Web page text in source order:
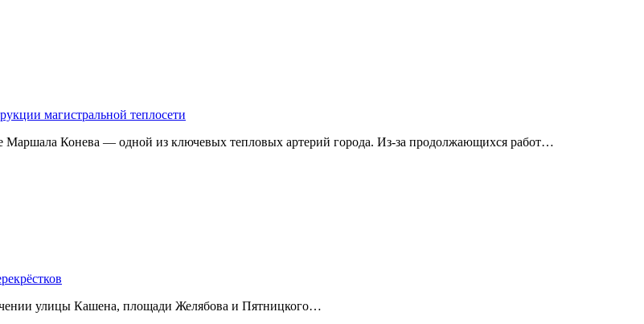
магистральной теплосети
Маршала Конева — одной из ключевых тепловых артерий города. Из-за продолжающихся работ…
улицы Кашена, площади Желябова и Пятницкого…